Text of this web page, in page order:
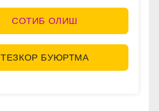
СОТИБ ОЛИШ
ТЕЗКОР БУЮРТМА